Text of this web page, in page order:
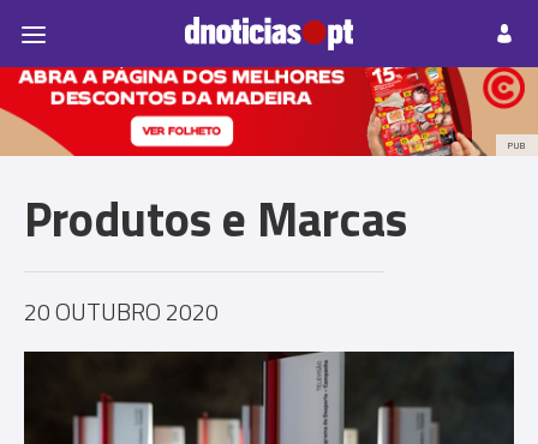
Prazeres Paisagens
PUB
Produtos e Marcas
20 OUTUBRO 2020